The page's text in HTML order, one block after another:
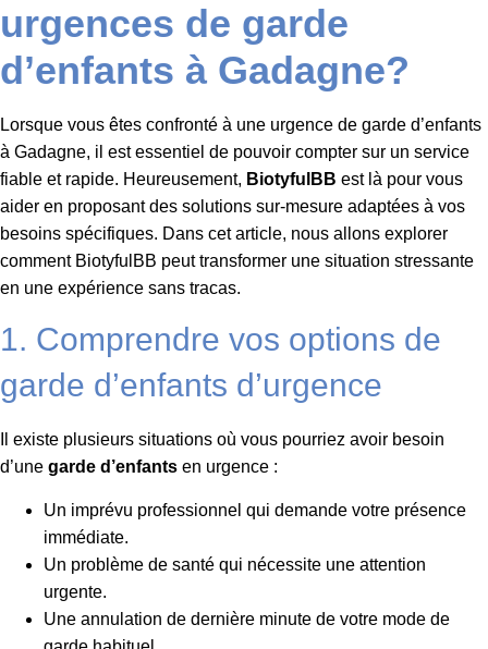
urgences de garde
d’enfants à Gadagne?
Lorsque vous êtes confronté à une urgence de garde d’enfants
à Gadagne, il est essentiel de pouvoir compter sur un service
fiable et rapide. Heureusement, BiotyfulBB est là pour vous
aider en proposant des solutions sur-mesure adaptées à vos
besoins spécifiques. Dans cet article, nous allons explorer
comment BiotyfulBB peut transformer une situation stressante
en une expérience sans tracas.
1. Comprendre vos options de
garde d’enfants d’urgence
Il existe plusieurs situations où vous pourriez avoir besoin
d’une garde d’enfants en urgence :
Un imprévu professionnel qui demande votre présence
immédiate.
Un problème de santé qui nécessite une attention
urgente.
Une annulation de dernière minute de votre mode de